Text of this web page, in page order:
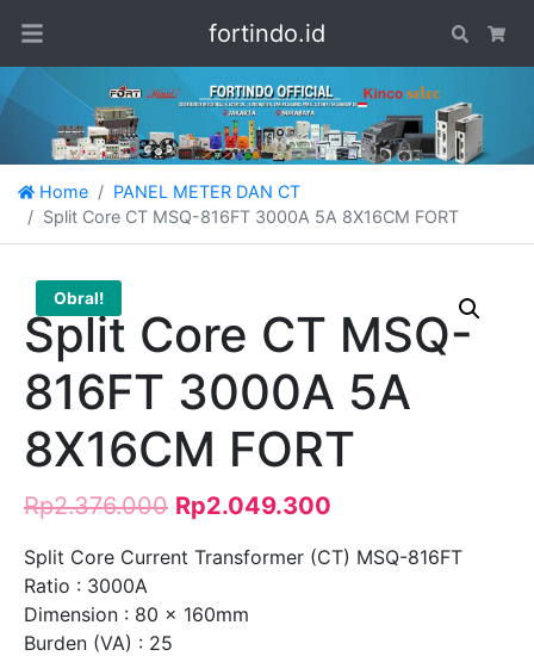
fortindo.id Search
Home
PANEL METER DAN CT
Split Core CT MSQ-816FT 3000A 5A 8X16CM FORT
Obral!
Split Core CT MSQ-
816FT 3000A 5A
8X16CM FORT
Rp2.376.000 Rp2.049.300
Split Core Current Transformer (CT) MSQ-816FT
Ratio : 3000A
Dimension : 80 x 160mm
Burden (VA) : 25